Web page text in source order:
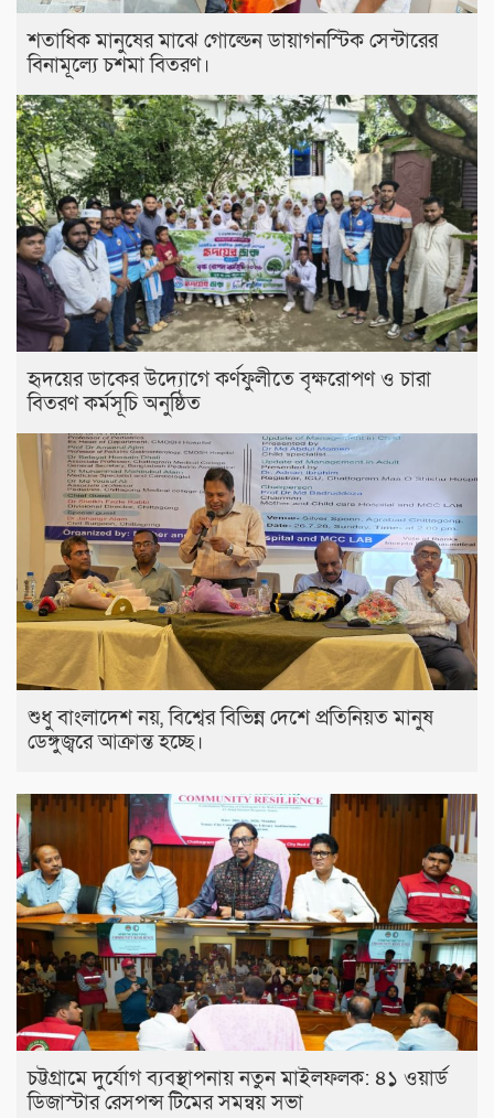
শতাধিক মানুষের মাঝে গোল্ডেন ডায়াগনস্টিক সেন্টারের
বিনামূল্যে চশমা বিতরণ।
হৃদয়ের ডাকের উদ্যোগে কর্ণফুলীতে বৃক্ষরোপণ ও চারা
বিতরণ কর্মসূচি অনুষ্ঠিত
শুধু বাংলাদেশ নয়, বিশ্বের বিভিন্ন দেশে প্রতিনিয়ত মানুষ
ডেঙ্গুজ্বরে আক্রান্ত হচ্ছে।
চট্টগ্রামে দুর্যোগ ব্যবস্থাপনায় নতুন মাইলফলক: ৪১ ওয়ার্ড
ডিজাস্টার রেসপন্স টিমের সমন্বয় সভা